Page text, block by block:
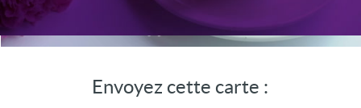
la
vidéo
Envoyez cette carte :